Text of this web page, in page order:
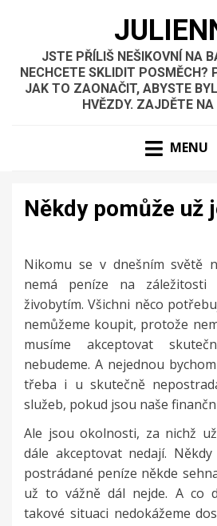
JSTE PŘÍLIŠ NEŠIKOVNÍ NA
NECHCETE SKLIDIT POSMĚCH?
JAK TO ZAONAČIT, ABYSTE
HVĚZDY. ZAJDĚTE NA
MENU
Někdy pomůže už
Nikomu se v dnešním světě
nemá peníze na záležitosti
živobytím. Všichni něco
nemůžeme koupit, protože
musíme akceptovat
nebudeme. A nejednou
třeba i u skutečně
služeb, pokud jsou naše
Ale jsou okolnosti, za nichž
dále akceptovat nedají.
postrádané peníze někde
už to vážně dál nejde. A co
takové situaci nedokážeme